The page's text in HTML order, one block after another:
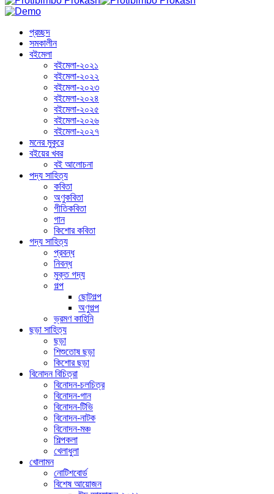
প্রচ্ছদ
সমকালীন
বইমেলা
বইমেলা-২০২১
বইমেলা-২০২২
বইমেলা-২০২৩
বইমেলা-২০২৪
বইমেলা-২০২৫
বইমেলা-২০২৬
বইমেলা-২০২৭
মনের মুকুরে
বইয়ের খবর
বই আলোচনা
পদ্য সাহিত্য
কবিতা
অণুকবিতা
গীতিকবিতা
গান
কিশোর কবিতা
গদ্য সাহিত্য
প্রবন্ধ
নিবন্ধ
মুক্ত গদ্য
গল্প
ছোটগল্প
অণুগল্প
ভ্রমণ কাহিনি
ছড়া সাহিত্য
ছড়া
শিশুতোষ ছড়া
কিশোর ছড়া
বিনোদন বিচিত্রা
বিনোদন-চলচিত্র
বিনোদন-গান
বিনোদন-টিভি
বিনোদন-নাটক
বিনোদন-মঞ্চ
শিল্পকলা
খেলাধুলা
খোলামন
নোটিশবোর্ড
বিশেষ আয়োজন